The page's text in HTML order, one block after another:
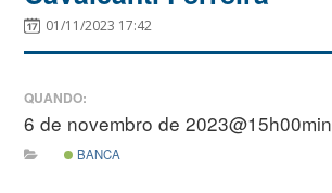
01/11/2023 17:42
QUANDO:
6 de novembro de 2023@15h00min
BANCA